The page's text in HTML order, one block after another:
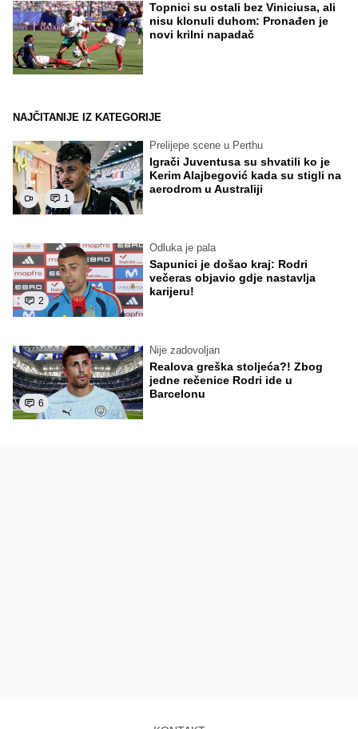
Topnici su ostali bez Viniciusa, ali
nisu klonuli duhom: Pronađen je
novi krilni napadač
NAJČITANIJE IZ KATEGORIJE
1
Prelijepe scene u Perthu
Igrači Juventusa su shvatili ko je
Kerim Alajbegović kada su stigli na
aerodrom u Australiji
2
Odluka je pala
Sapunici je došao kraj: Rodri
večeras objavio gdje nastavlja
karijeru!
6
Nije zadovoljan
Realova greška stoljeća?! Zbog
jedne rečenice Rodri ide u
Barcelonu